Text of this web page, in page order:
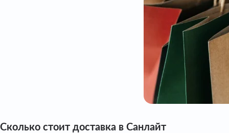
Сколько стоит доставка в Санлайт